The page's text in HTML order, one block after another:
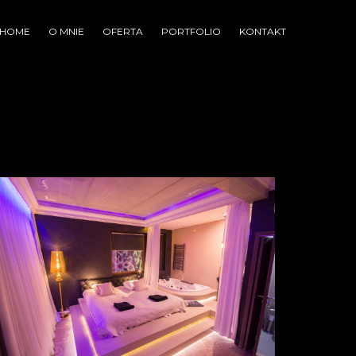
HOME O MNIE OFERTA PORTFOLIO KONTAKT